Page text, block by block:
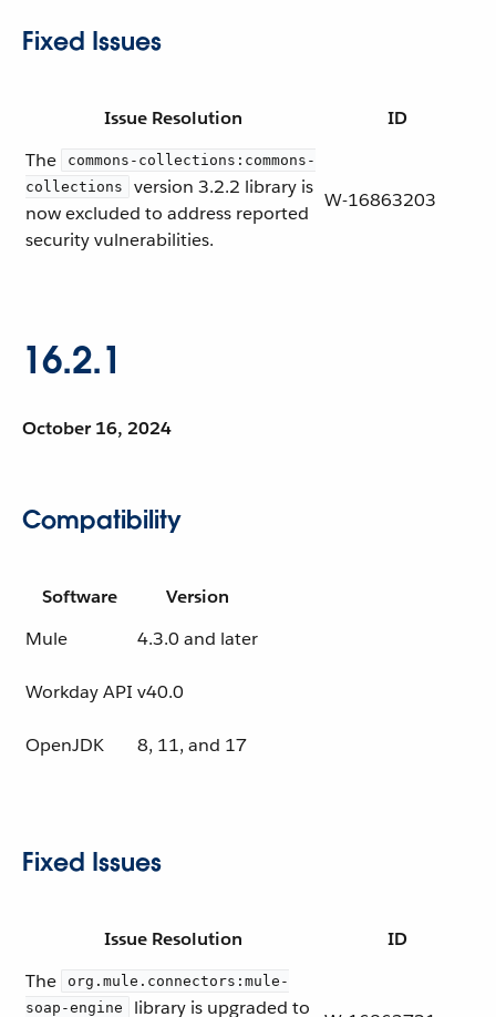
Fixed Issues
Issue Resolution
ID
The
commons-collections:commons-
collections
version 3.2.2 library is
now excluded to address reported
security vulnerabilities.
W-16863203
16.2.1
October 16, 2024
Compatibility
Software
Version
Mule
4.3.0 and later
Workday API v40.0
OpenJDK 8, 11, and 17
Fixed Issues
Issue Resolution
ID
The
org.mule.connectors:mule-
soap-engine
library is upgraded to